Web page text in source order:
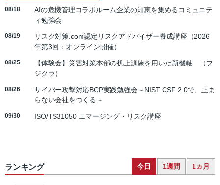
08/18
AIの危機管理コラボルーム企業の知恵を集めるコミュニテ
ィ勉強会
08/19
リスク対策.com認定リスクアドバイザー養成講座（2026
年第3回：オンライン開催）
08/25
【体験会】災害対策本部の机上訓練を用いた新機軸 （フ
ジクラ）
08/26
サイバー攻撃対応BCP実践勉強会～NIST CSF 2.0で、止ま
らない会社をつくる～
09/30 ISO/TS31050 エマージング・リスク講座
ランキング 今日 1週間 1ヵ月